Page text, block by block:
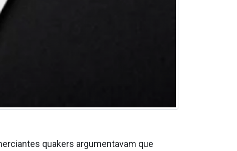
quakers argumentavam que